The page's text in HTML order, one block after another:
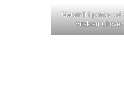
Materiální pomoc od
Vitakraft